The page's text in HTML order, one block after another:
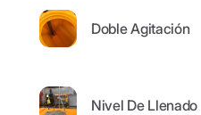
Doble Agitación
Nivel De Llenado